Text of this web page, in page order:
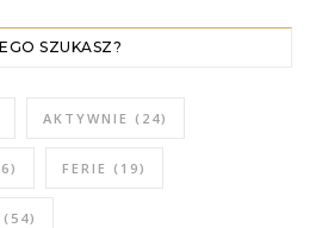
SZUKASZ?
AKTYWNIE (24)
FERIE (19)
(54)